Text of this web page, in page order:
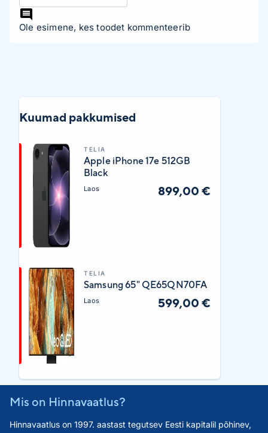
Ole esimene, kes toodet kommenteerib
Kuumad pakkumised
TELIA
Apple iPhone 17e 512GB
Black
Laos 899,00 €
TELIA
Samsung 65" QE65QN70FA
Laos 599,00 €
Mis on Hinnavaatlus?
Hinnavaatlus on 1997. aastast tegutsev Eesti kapitalil põhinev,